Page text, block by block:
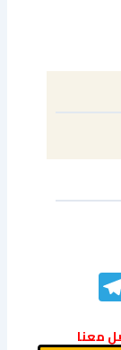
معنا